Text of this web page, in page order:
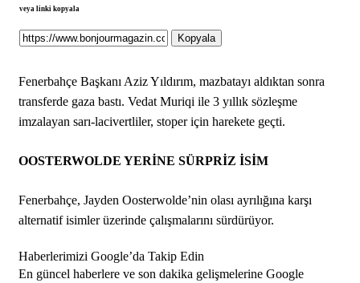
veya linki kopyala
Kopyala
Fenerbahçe Başkanı Aziz Yıldırım, mazbatayı aldıktan sonra
transferde gaza bastı. Vedat Muriqi ile 3 yıllık sözleşme
imzalayan sarı-lacivertliler, stoper için harekete geçti.
OOSTERWOLDE YERİNE SÜRPRİZ İSİM
Fenerbahçe, Jayden Oosterwolde’nin olası ayrılığına karşı
alternatif isimler üzerinde çalışmalarını sürdürüyor.
Haberlerimizi Google’da Takip Edin
En güncel haberlere ve son dakika gelişmelerine Google